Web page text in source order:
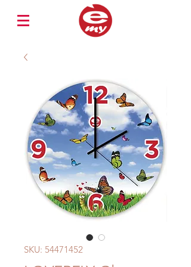
SKU: 54471452